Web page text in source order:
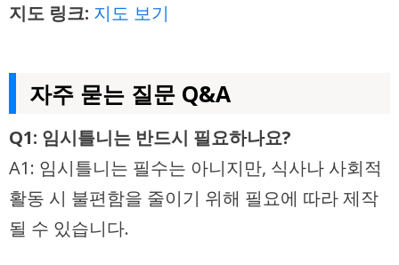
지도 링크: 지도 보기
자주 묻는 질문 Q&A
Q1: 임시틀니는 반드시 필요하나요?
A1: 임시틀니는 필수는 아니지만, 식사나 사회적
활동 시 불편함을 줄이기 위해 필요에 따라 제작
될 수 있습니다.